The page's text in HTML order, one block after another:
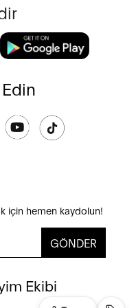
için hemen kaydolun!
GÖNDER
Ekibi